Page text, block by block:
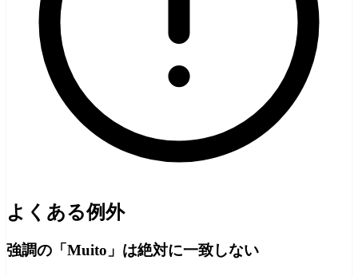
よくある例外
強調の「Muito」は絶対に一致しない